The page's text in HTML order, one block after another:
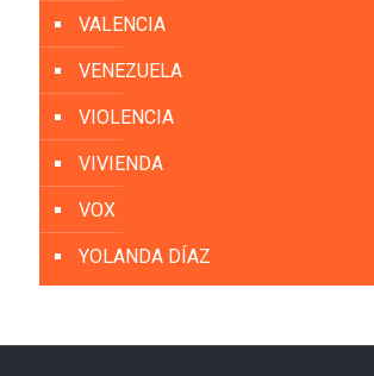
VALENCIA
VENEZUELA
VIOLENCIA
VIVIENDA
VOX
YOLANDA DÍAZ